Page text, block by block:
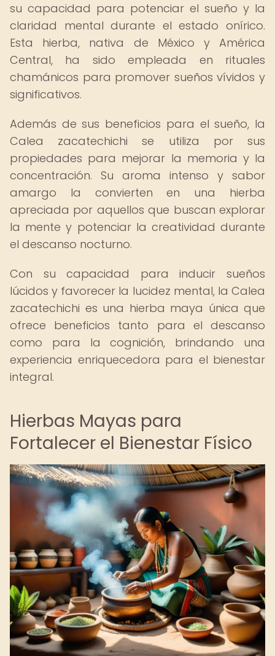
su capacidad para potenciar el sueño y la
claridad mental durante el estado onírico.
Esta hierba, nativa de México y América
Central, ha sido empleada en rituales
chamánicos para promover sueños vívidos y
significativos.
Además de sus beneficios para el sueño, la
Calea zacatechichi se utiliza por sus
propiedades para mejorar la memoria y la
concentración. Su aroma intenso y sabor
amargo la convierten en una hierba
apreciada por aquellos que buscan explorar
la mente y potenciar la creatividad durante
el descanso nocturno.
Con su capacidad para inducir sueños
lúcidos y favorecer la lucidez mental, la Calea
zacatechichi es una hierba maya única que
ofrece beneficios tanto para el descanso
como para la cognición, brindando una
experiencia enriquecedora para el bienestar
integral.
Hierbas Mayas para
Fortalecer el Bienestar Físico